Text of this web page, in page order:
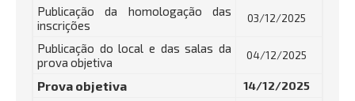
Publicação da homologação das
inscrições
03/12/2025
Publicação do local e das salas da
prova objetiva
04/12/2025
Prova objetiva 14/12/2025